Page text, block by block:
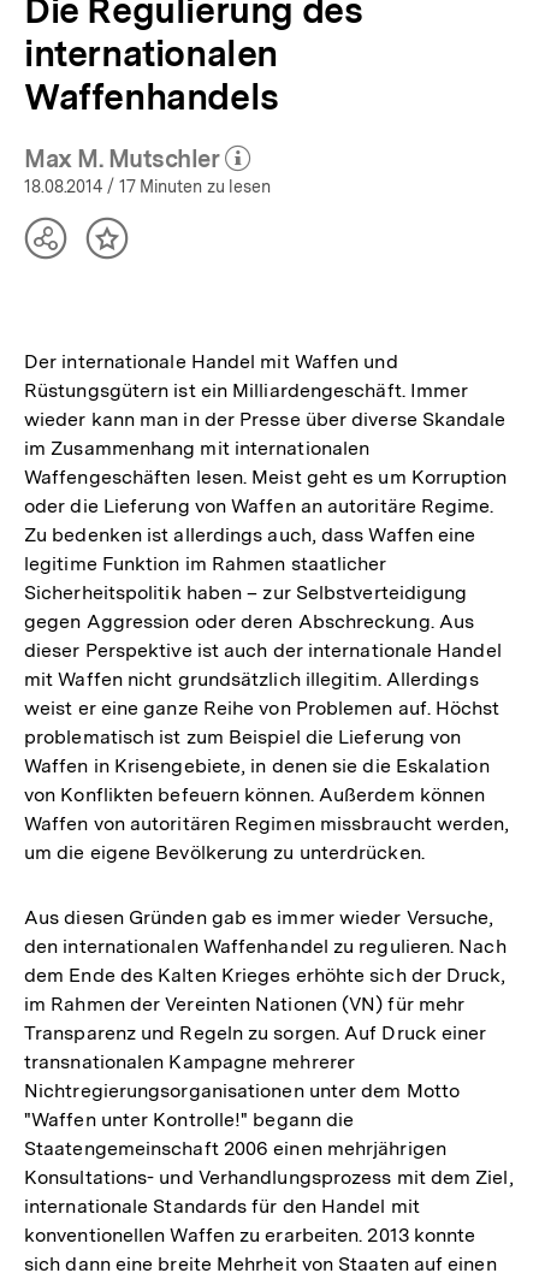
Die Regulierung des
internationalen
Waffenhandels
Max M. Mutschler
(Mehr zum Autor)
öffnen
18.08.2014 / 17 Minuten zu lesen
TeilenInhalt
Der internationale Handel mit Waffen und
Rüstungsgütern ist ein Milliardengeschäft. Immer
wieder kann man in der Presse über diverse Skandale
im Zusammenhang mit internationalen
Waffengeschäften lesen. Meist geht es um Korruption
oder die Lieferung von Waffen an autoritäre Regime.
Zu bedenken ist allerdings auch, dass Waffen eine
legitime Funktion im Rahmen staatlicher
Sicherheitspolitik haben – zur Selbstverteidigung
gegen Aggression oder deren Abschreckung. Aus
dieser Perspektive ist auch der internationale Handel
mit Waffen nicht grundsätzlich illegitim. Allerdings
weist er eine ganze Reihe von Problemen auf. Höchst
problematisch ist zum Beispiel die Lieferung von
Waffen in Krisengebiete, in denen sie die Eskalation
von Konflikten befeuern können. Außerdem können
Waffen von autoritären Regimen missbraucht werden,
um die eigene Bevölkerung zu unterdrücken.
Aus diesen Gründen gab es immer wieder Versuche,
den internationalen Waffenhandel zu regulieren. Nach
dem Ende des Kalten Krieges erhöhte sich der Druck,
im Rahmen der Vereinten Nationen (VN) für mehr
Transparenz und Regeln zu sorgen. Auf Druck einer
transnationalen Kampagne mehrerer
Nichtregierungsorganisationen unter dem Motto
"Waffen unter Kontrolle!" begann die
Staatengemeinschaft 2006 einen mehrjährigen
Konsultations- und Verhandlungsprozess mit dem Ziel,
internationale Standards für den Handel mit
konventionellen Waffen zu erarbeiten. 2013 konnte
sich dann eine breite Mehrheit von Staaten auf einen